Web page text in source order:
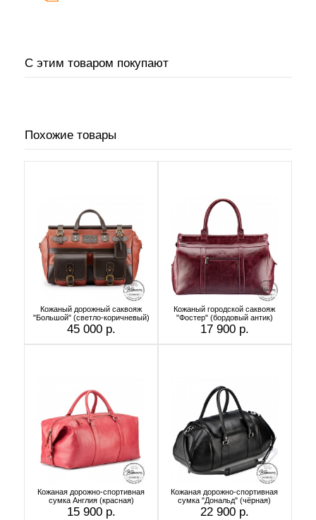
С этим товаром покупают
Похожие товары
Кожаный дорожный саквояж
"Большой" (светло-коричневый)
45 000 р.
Кожаный городской саквояж
"Фостер" (бордовый антик)
17 900 р.
Кожаная дорожно-спортивная
сумка Англия (красная)
15 900 р.
Кожаная дорожно-спортивная
сумка "Дональд" (чёрная)
22 900 р.